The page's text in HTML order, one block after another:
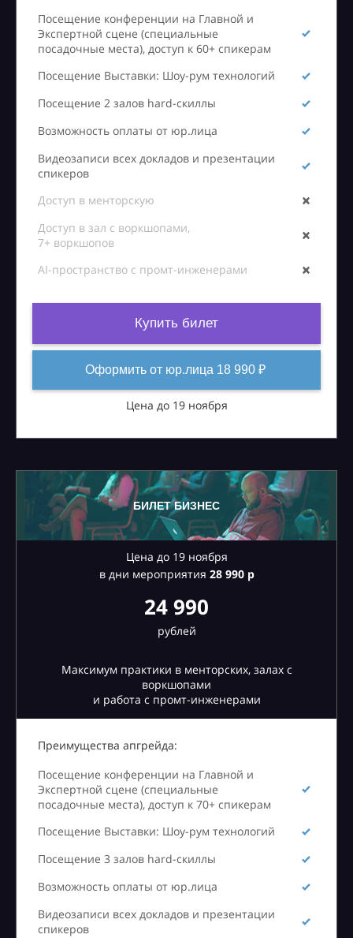
Посещение конференции на Главной и
Экспертной сцене (специальные
посадочные места), доступ к 60+ спикерам
Посещение Выставки: Шоу-рум технологий
Посещение 2 залов hard-скиллы
Возможность оплаты от юр.лица
Видеозаписи всех докладов и презентации
спикеров
Доступ в менторскую
Доступ в зал с воркшопами,
7+ воркшопов
AI-пространство с промт-инженерами
Купить билет
Оформить от юр.лица 18 990 ₽
Цена до 19 ноября
БИЛЕТ БИЗНЕС
Цена до 19 ноября
в дни мероприятия 28990 р
24 990
рублей
Максимум практики в менторских, залах с
воркшопами
и работа с промт-инженерами
Преимущества апгрейда:
Посещение конференции на Главной и
Экспертной сцене (специальные
посадочные места), доступ к 70+ спикерам
Посещение Выставки: Шоу-рум технологий
Посещение 3 залов hard-скиллы
Возможность оплаты от юр.лица
Видеозаписи всех докладов и презентации
спикеров